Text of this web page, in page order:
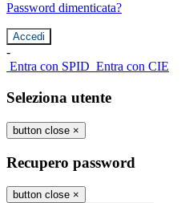
Password dimenticata?
-
Entra con SPID Entra con CIE
Seleziona utente
button close ×
Recupero password
button close ×